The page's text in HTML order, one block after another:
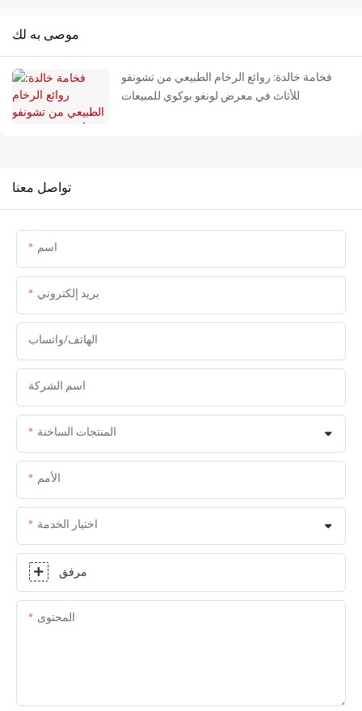
موصى به لك
فخامة خالدة: روائع الرخام الطبيعي من تشونفو
للأثاث في معرض لونغو بوكوي للمبيعات
تواصل معنا
اسم
بريد إلكتروني
الهاتف/واتساب
اسم الشركة
المنتجات الساخنة
الأمم
اختيار الخدمة
مرفق
المحتوى